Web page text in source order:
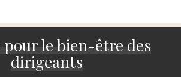
pour le bien-être des
dirigeants